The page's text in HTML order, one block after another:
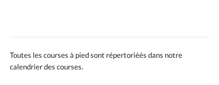
Toutes les courses à pied sont répertoriéés dans notre
calendrier des courses.